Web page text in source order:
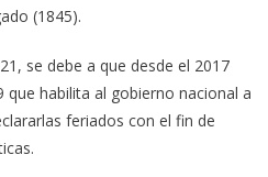
(1845).
se debe a que desde el 2017
que habilita al gobierno nacional a
feriados con el fin de